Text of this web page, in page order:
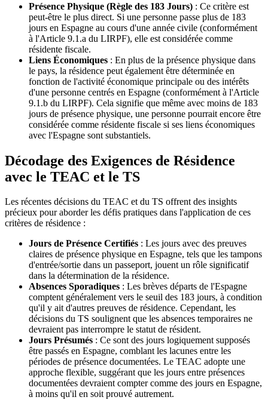
Présence Physique (Règle des 183 Jours) : Ce critère est
peut-être le plus direct. Si une personne passe plus de 183
jours en Espagne au cours d'une année civile (conformément
à l'Article 9.1.a du LIRPF), elle est considérée comme
résidente fiscale.
Liens Économiques : En plus de la présence physique dans
le pays, la résidence peut également être déterminée en
fonction de l'activité économique principale ou des intérêts
d'une personne centrés en Espagne (conformément à l'Article
9.1.b du LIRPF). Cela signifie que même avec moins de 183
jours de présence physique, une personne pourrait encore être
considérée comme résidente fiscale si ses liens économiques
avec l'Espagne sont substantiels.
Décodage des Exigences de Résidence
avec le TEAC et le TS
Les récentes décisions du TEAC et du TS offrent des insights
précieux pour aborder les défis pratiques dans l'application de ces
critères de résidence :
Jours de Présence Certifiés : Les jours avec des preuves
claires de présence physique en Espagne, tels que les tampons
d'entrée/sortie dans un passeport, jouent un rôle significatif
dans la détermination de la résidence.
Absences Sporadiques : Les brèves départs de l'Espagne
comptent généralement vers le seuil des 183 jours, à condition
qu'il y ait d'autres preuves de résidence. Cependant, les
décisions du TS soulignent que les absences temporaires ne
devraient pas interrompre le statut de résident.
Jours Présumés : Ce sont des jours logiquement supposés
être passés en Espagne, comblant les lacunes entre les
périodes de présence documentées. Le TEAC adopte une
approche flexible, suggérant que les jours entre présences
documentées devraient compter comme des jours en Espagne,
à moins qu'il en soit prouvé autrement.